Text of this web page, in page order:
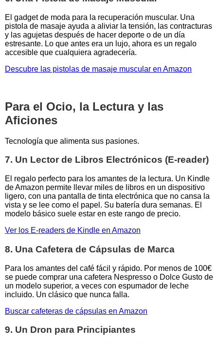
El gadget de moda para la recuperación muscular. Una
pistola de masaje ayuda a aliviar la tensión, las contracturas
y las agujetas después de hacer deporte o de un día
estresante. Lo que antes era un lujo, ahora es un regalo
accesible que cualquiera agradecería.
Descubre las pistolas de masaje muscular en Amazon
Para el Ocio, la Lectura y las
Aficiones
Tecnología que alimenta sus pasiones.
7. Un Lector de Libros Electrónicos (E-reader)
El regalo perfecto para los amantes de la lectura. Un Kindle
de Amazon permite llevar miles de libros en un dispositivo
ligero, con una pantalla de tinta electrónica que no cansa la
vista y se lee como el papel. Su batería dura semanas. El
modelo básico suele estar en este rango de precio.
Ver los E-readers de Kindle en Amazon
8. Una Cafetera de Cápsulas de Marca
Para los amantes del café fácil y rápido. Por menos de 100€
se puede comprar una cafetera Nespresso o Dolce Gusto de
un modelo superior, a veces con espumador de leche
incluido. Un clásico que nunca falla.
Buscar cafeteras de cápsulas en Amazon
9. Un Dron para Principiantes